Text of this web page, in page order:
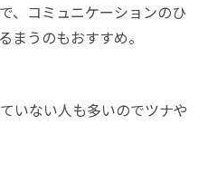
、コミュニケーションのひ
まうのもおすすめ。
いない人も多いのでツナや